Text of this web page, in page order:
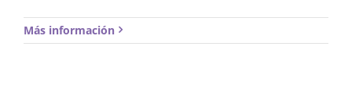
Más información